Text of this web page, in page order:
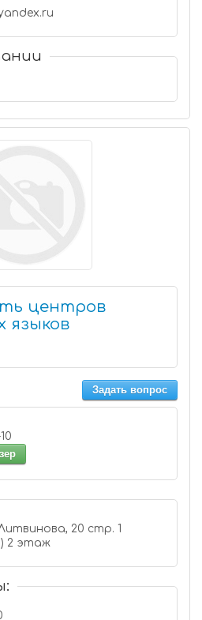
центров
языков
Задать вопрос
10
20 стр. 1
(Кировский район) 2 этаж